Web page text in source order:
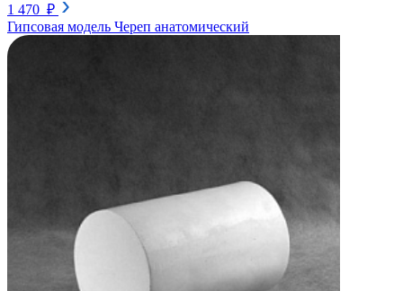
1 470 ₽
Гипсовая модель Череп анатомический